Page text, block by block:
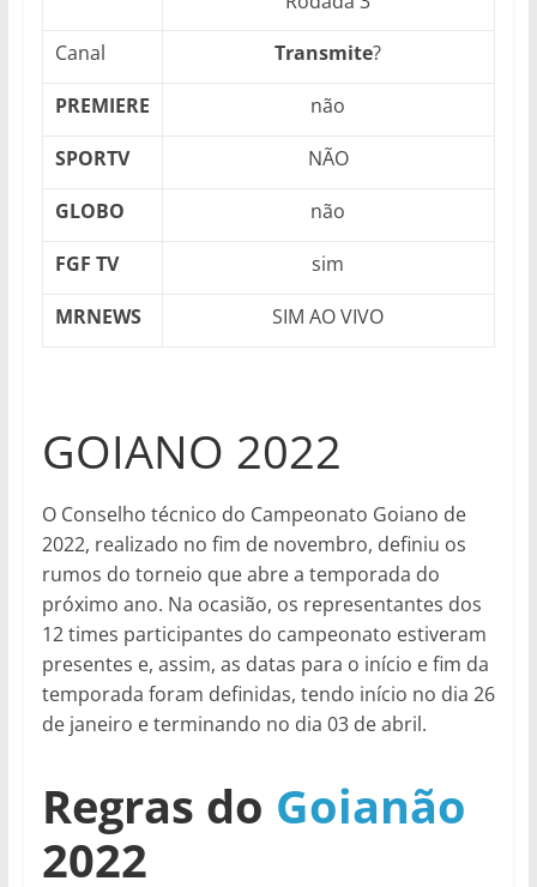
Canal
Transmite?
PREMIERE
não
SPORTV
NÃO
GLOBO
não
FGF TV
sim
MRNEWS
SIM AO VIVO
GOIANO 2022
O Conselho técnico do Campeonato Goiano de
2022, realizado no fim de novembro, definiu os
rumos do torneio que abre a temporada do
próximo ano. Na ocasião, os representantes dos
12 times participantes do campeonato estiveram
presentes e, assim, as datas para o início e fim da
temporada foram definidas, tendo início no dia 26
de janeiro e terminando no dia 03 de abril.
Regras do Goianão
2022